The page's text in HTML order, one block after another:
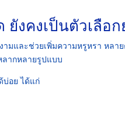
ยังคงเป็นตัวเลื
ามและช่วยเพิ่มความหรูหรา หลา
ลากหลายรูปแบบ
บ่อย ได้แก่